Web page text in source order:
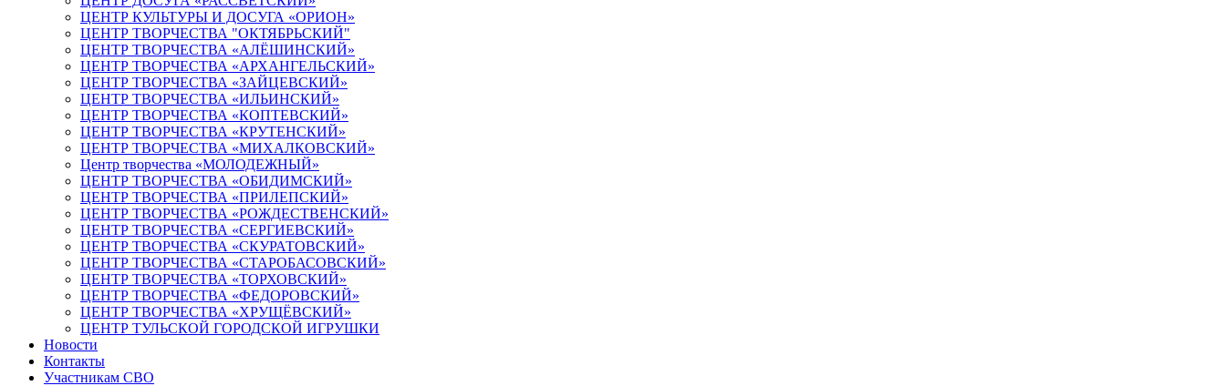
ЦЕНТР КУЛЬТУРЫ И ДОСУГА «ОРИОН»
ЦЕНТР ТВОРЧЕСТВА "ОКТЯБРЬСКИЙ"
ЦЕНТР ТВОРЧЕСТВА «АЛЁШИНСКИЙ»
ЦЕНТР ТВОРЧЕСТВА «АРХАНГЕЛЬСКИЙ»
ЦЕНТР ТВОРЧЕСТВА «ЗАЙЦЕВСКИЙ»
ЦЕНТР ТВОРЧЕСТВА «ИЛЬИНСКИЙ»
ЦЕНТР ТВОРЧЕСТВА «КОПТЕВСКИЙ»
ЦЕНТР ТВОРЧЕСТВА «КРУТЕНСКИЙ»
ЦЕНТР ТВОРЧЕСТВА «МИХАЛКОВСКИЙ»
Центр творчества «МОЛОДЕЖНЫЙ»
ЦЕНТР ТВОРЧЕСТВА «ОБИДИМСКИЙ»
ЦЕНТР ТВОРЧЕСТВА «ПРИЛЕПСКИЙ»
ЦЕНТР ТВОРЧЕСТВА «РОЖДЕСТВЕНСКИЙ»
ЦЕНТР ТВОРЧЕСТВА «СЕРГИЕВСКИЙ»
ЦЕНТР ТВОРЧЕСТВА «СКУРАТОВСКИЙ»
ЦЕНТР ТВОРЧЕСТВА «СТАРОБАСОВСКИЙ»
ЦЕНТР ТВОРЧЕСТВА «ТОРХОВСКИЙ»
ЦЕНТР ТВОРЧЕСТВА «ФЕДОРОВСКИЙ»
ЦЕНТР ТВОРЧЕСТВА «ХРУЩЁВСКИЙ»
ЦЕНТР ТУЛЬСКОЙ ГОРОДСКОЙ ИГРУШКИ
Новости
Контакты
Участникам СВО